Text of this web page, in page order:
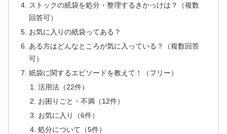
ストックの紙袋を処分・整理するきかっけは？（複数
回答可）
お気に入りの紙袋ってある？
ある方はどんなところが気に入っている？（複数回答
可）
紙袋に関するエピソードを教えて！（フリー）
活用法（22件）
お困りごと・不満（12件）
お気に入り（6件）
処分について（5件）